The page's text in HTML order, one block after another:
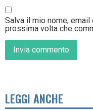
Salva il mio nome,
prossima volta che
LEGGI ANCHE